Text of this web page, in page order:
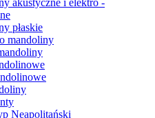
akustyczne i elektro -
płaskie
mandoliny
Neapolitański